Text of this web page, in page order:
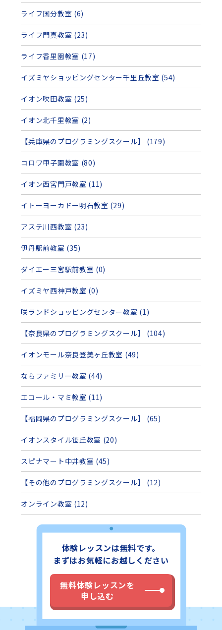
ライフ国分教室 (6)
ライフ門真教室 (23)
ライフ香里園教室 (17)
イズミヤショッピングセンター千里丘教室 (54)
イオン吹田教室 (25)
イオン北千里教室 (2)
【兵庫県のプログラミングスクール】 (179)
コロワ甲子園教室 (80)
イオン西宮門戸教室 (11)
イトーヨーカドー明石教室 (29)
アステ川西教室 (23)
伊丹駅前教室 (35)
ダイエー三宮駅前教室 (0)
イズミヤ西神戸教室 (0)
咲ランドショッピングセンター教室 (1)
【奈良県のプログラミングスクール】 (104)
イオンモール奈良登美ヶ丘教室 (49)
ならファミリー教室 (44)
エコール・マミ教室 (11)
【福岡県のプログラミングスクール】 (65)
イオンスタイル笹丘教室 (20)
スピナマート中井教室 (45)
【その他のプログラミングスクール】 (12)
オンライン教室 (12)
体験レッスンは無料です。
まずはお気軽にお越しください
無料体験レッスンを
申し込む